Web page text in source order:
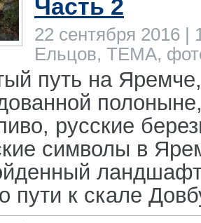
Часть 2
22 сентября 2016 |
Ельцов, ТЕМА,
путь на
русские
символы в
пути к скале